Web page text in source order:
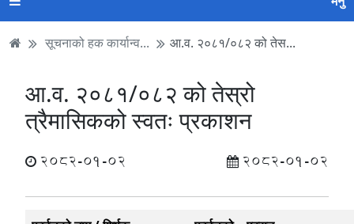
सूचनाको हक कार्यान्व... आ.व. २०८१/०८२ को तेस...
आ.व. २०८१/०८२ को तेस्रो
त्रैमासिकको स्वतः प्रकाशन
2082-01-02 2082-01-02